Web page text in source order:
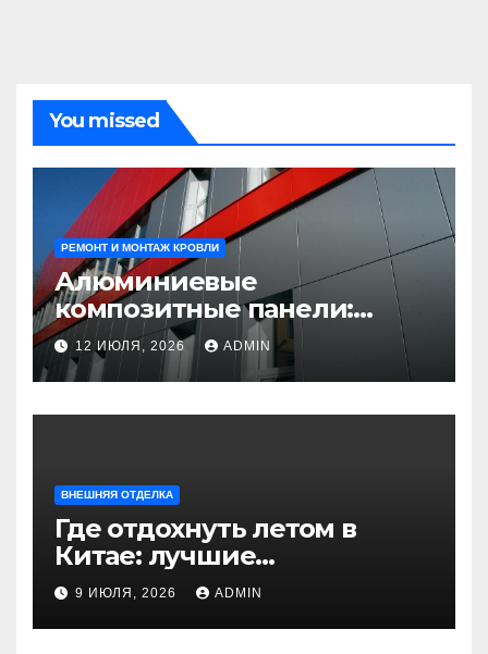
You missed
РЕМОНТ И МОНТАЖ КРОВЛИ
Алюминиевые
композитные панели:
универсальное решение
для современного
строительства и дизайна
12 ИЮЛЯ, 2026 ADMIN
ВНЕШНЯЯ ОТДЕЛКА
Где отдохнуть летом в
Китае: лучшие
направления для
незабываемого
путешествия
9 ИЮЛЯ, 2026 ADMIN